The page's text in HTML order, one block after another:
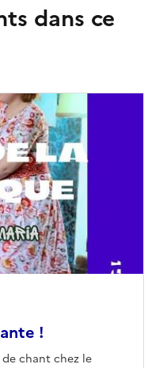
dans ce
!
de chant chez le